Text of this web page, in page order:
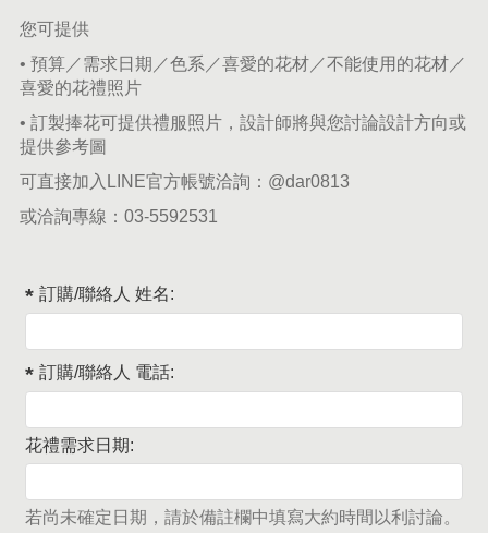
您可提供
• 預算／需求日期／色系／喜愛的花材／不能使用的花材／
喜愛的花禮照片
• 訂製捧花可提供禮服照片，設計師將與您討論設計方向或
提供參考圖
可直接加入LINE官方帳號洽詢： @dar0813
或洽詢專線： 03-5592531
訂購/聯絡人 姓名:
訂購/聯絡人 電話:
花禮需求日期:
若尚未確定日期，請於備註欄中填寫大約時間以利討論。